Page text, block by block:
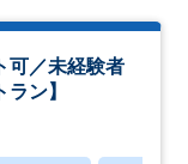
可／未経験者
ン】